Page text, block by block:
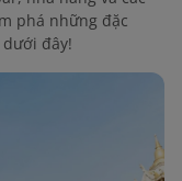
phá những đặc
đây!